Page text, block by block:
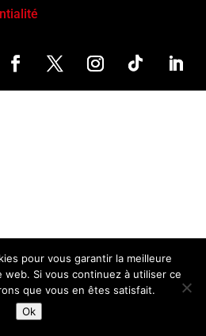
pour vous garantir la meilleure
Si vous continuez à utiliser ce
que vous en êtes satisfait.
Ok